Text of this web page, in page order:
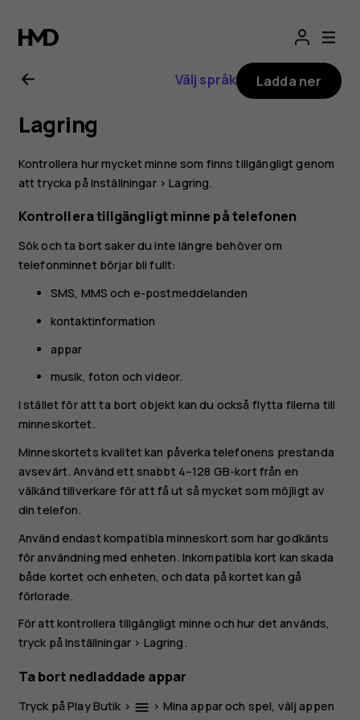
för
Nokia
3.2
Välj språk Ladda ner
Lagring
Kontrollera hur mycket minne som finns tillgängligt genom
att trycka på Inställningar>Lagring.
Kontrollera tillgängligt minne på telefonen
Sök och ta bort saker du inte längre behöver om
telefonminnet börjar bli fullt:
SMS, MMS och e-postmeddelanden
kontaktinformation
appar
musik, foton och videor.
I stället för att ta bort objekt kan du också flytta filerna till
minneskortet.
Minneskortets kvalitet kan påverka telefonens prestanda
avsevärt. Använd ett snabbt 4–128 GB-kort från en
välkänd tillverkare för att få ut så mycket som möjligt av
din telefon.
Använd endast kompatibla minneskort som har godkänts
för användning med enheten. Inkompatibla kort kan skada
både kortet och enheten, och data på kortet kan gå
förlorade.
För att kontrollera tillgängligt minne och hur det används,
tryck påInställningar > Lagring.
Ta bort nedladdade appar
Tryck påPlay Butik > menu > Mina appar och spel, välj appen